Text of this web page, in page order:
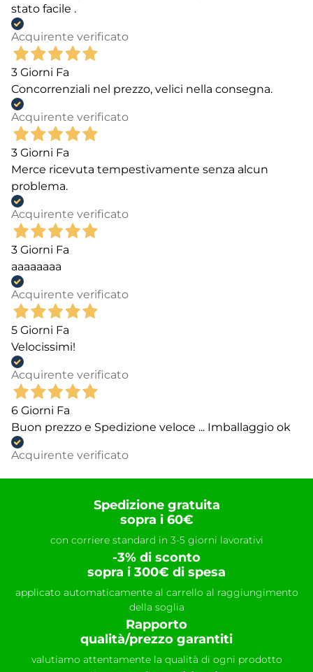
stato facile .
Acquirente verificato
3 Giorni Fa
Concorrenziali nel prezzo, velici nella consegna.
Acquirente verificato
3 Giorni Fa
Merce ricevuta tempestivamente senza alcun
problema.
Acquirente verificato
3 Giorni Fa
aaaaaaaa
Acquirente verificato
5 Giorni Fa
Velocissimi!
Acquirente verificato
6 Giorni Fa
Buon prezzo e Spedizione veloce ... Imballaggio ok
Acquirente verificato
Spedizione gratuita
sopra i 60€
con corriere standard in 3-5 giorni lavorativi
-3% di sconto
sopra i 300€ di spesa
applicato automaticamente al carrello al raggiungimento
della soglia
Rapporto
qualità/prezzo garantiti
valutiamo attentamente la qualità di ogni prodotto